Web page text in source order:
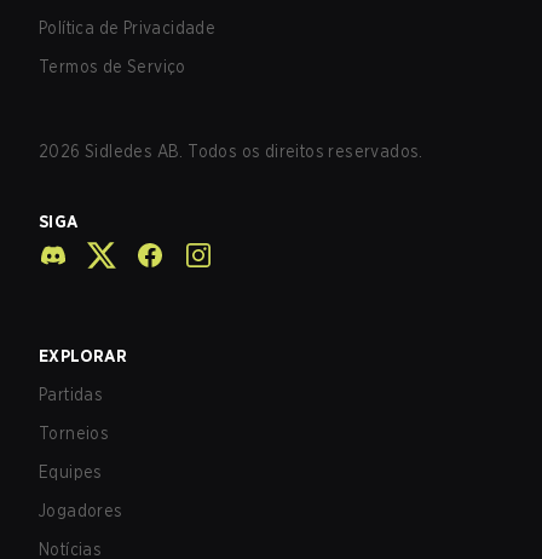
Política de Privacidade
Termos de Serviço
2026 Sidledes AB. Todos os direitos reservados.
SIGA
EXPLORAR
Partidas
Torneios
Equipes
Jogadores
Notícias